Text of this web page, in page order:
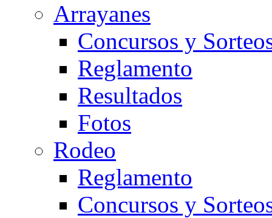
Arrayanes
Concursos y
Reglamento
Resultados
Fotos
Rodeo
Reglamento
Concursos y